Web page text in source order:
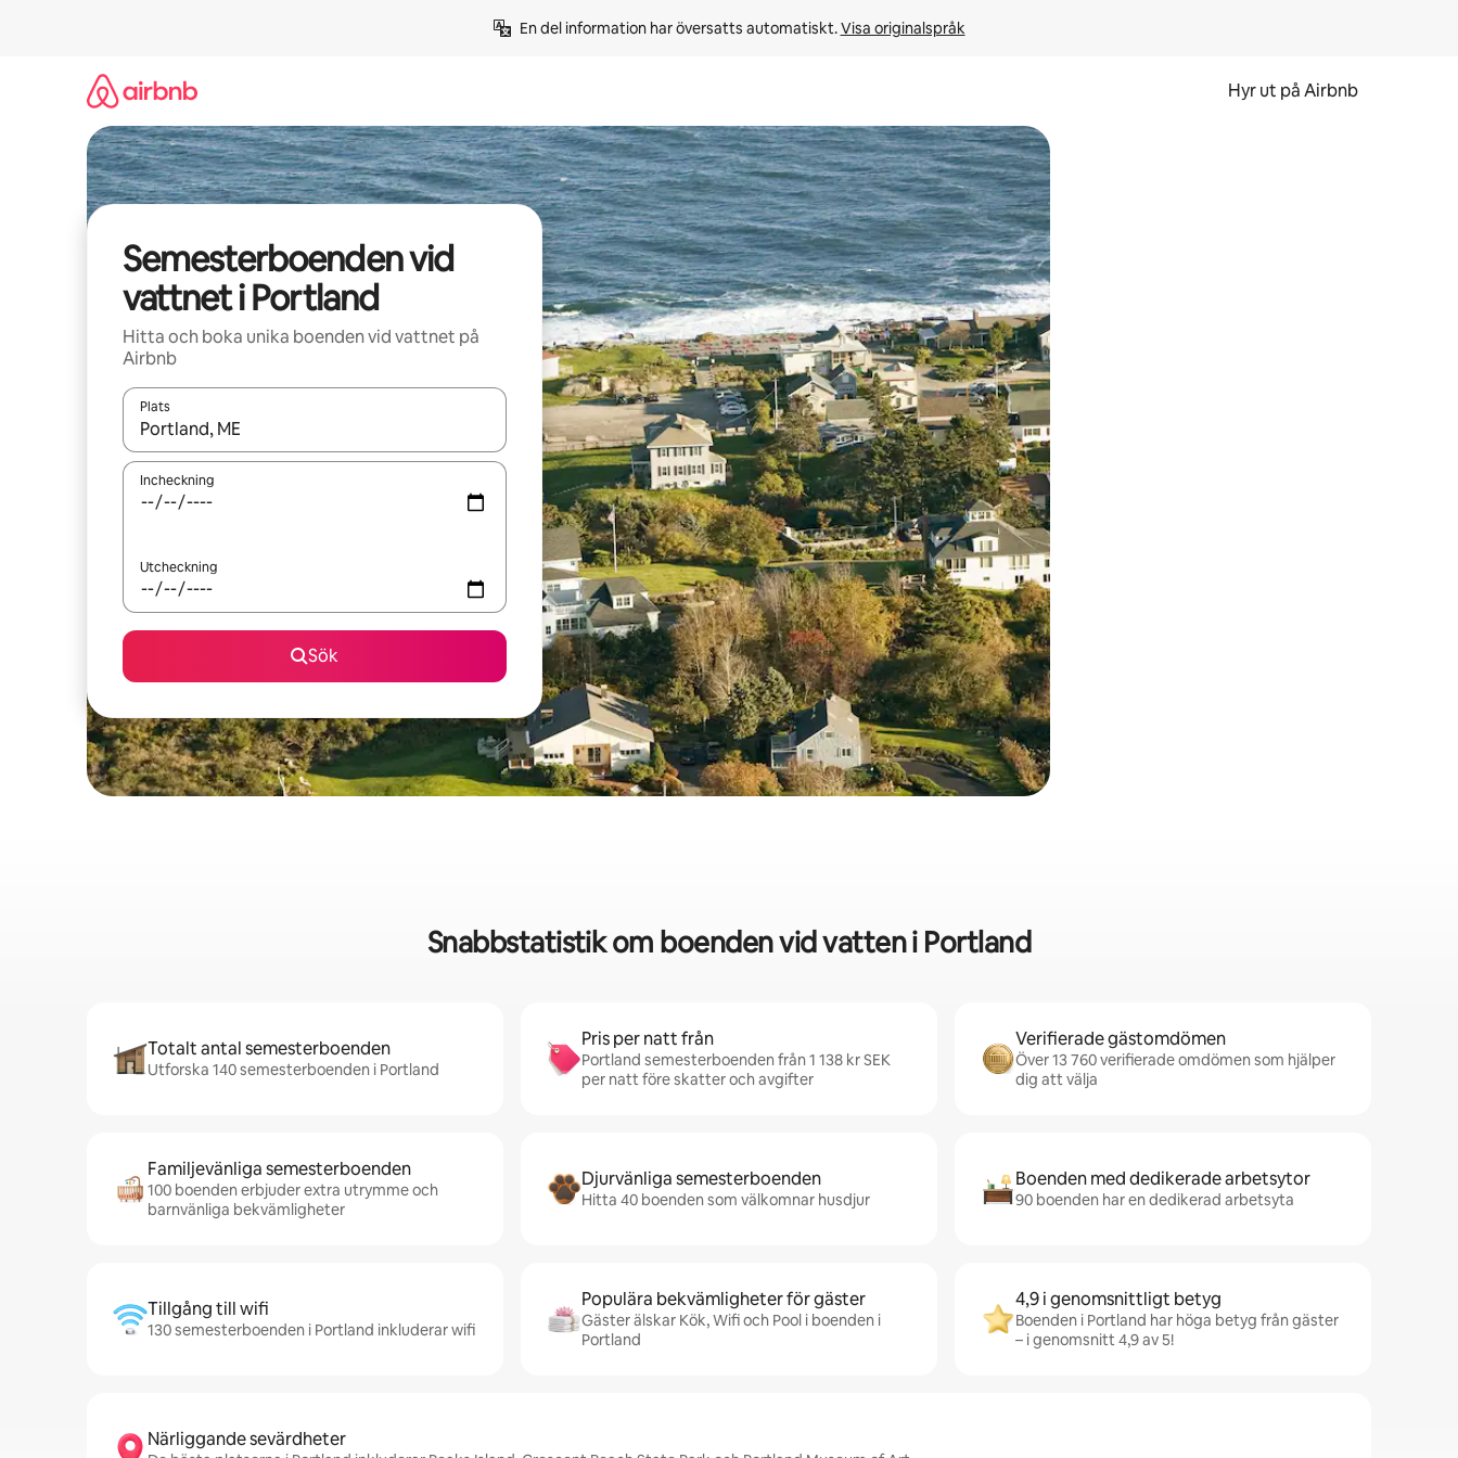
En del information har översatts automatiskt. Visa originalspråk
Hyr ut på Airbnb
Semesterboenden vid
vattnet i Portland
Hitta och boka unika boenden vid vattnet på
Airbnb
Plats
När resultaten är tillgängliga kan du navigera med upp- och nedåtpilarna eller utforska genom att trycka eller svepa.
Incheckning
Utcheckning
Sök
Snabbstatistik om boenden vid vatten i Portland
Totalt antal semesterboenden
Utforska 140 semesterboenden i Portland
Pris per natt från
Portland semesterboenden från 1 138 kr SEK
per natt före skatter och avgifter
Verifierade gästomdömen
Över 13 760 verifierade omdömen som hjälper
dig att välja
Familjevänliga semesterboenden
100 boenden erbjuder extra utrymme och
barnvänliga bekvämligheter
Djurvänliga semesterboenden
Hitta 40 boenden som välkomnar husdjur
Boenden med dedikerade arbetsytor
90 boenden har en dedikerad arbetsyta
Tillgång till wifi
130 semesterboenden i Portland inkluderar wifi
Populära bekvämligheter för gäster
Gäster älskar Kök, Wifi och Pool i boenden i
Portland
4,9 i genomsnittligt betyg
Boenden i Portland har höga betyg från gäster
– i genomsnitt 4,9 av 5!
Närliggande sevärdheter